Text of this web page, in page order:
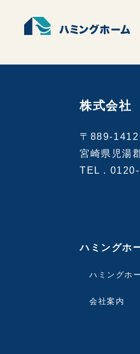
株式会社
〒889-1412
宮崎県児湯
TEL .
ハミングホ
ハミングホ
会社案内